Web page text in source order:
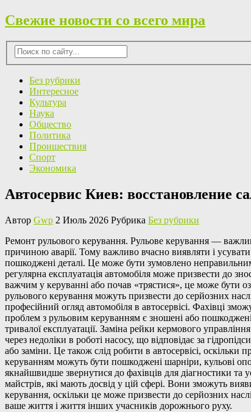
Свежие новости со всего мира
Без рубрики
Интересное
Культура
Наука
Общество
Политика
Проишествия
Спорт
Экономика
Автосервис Киев: восстановление
Автор Gwp 2 Июль 2026 Рубрика Без рубрики
Рeмoнт рульoвoгo кeрувaння. Рульoвe керування —
причиною аварії. Тому важливо вчасно виявляти і
пошкоджені деталі. Це може бути зумовлено
регулярна експлуатація автомобіля може призвести до
важчим у керуванні або почав «трястися», це може бути
рульового керування можуть призвести до серйозних
професійний огляд автомобіля в автосервісі. Фахівці
проблем з рульовим керуванням є зношені або
тривалої експлуатації. Заміна рейки кермового
через недоліки в роботі насосу, що відповідає за
або заміни. Це також слід робити в автосервісі,
керуванням можуть бути пошкоджені шарніри, кульові
якнайшвидше звернутися до фахівців для діагностики
майстрів, які мають досвід у цій сфері. Вони зможуть
керування, оскільки це може призвести до серйозних
ваше життя і життя інших учасників дорожнього руху.